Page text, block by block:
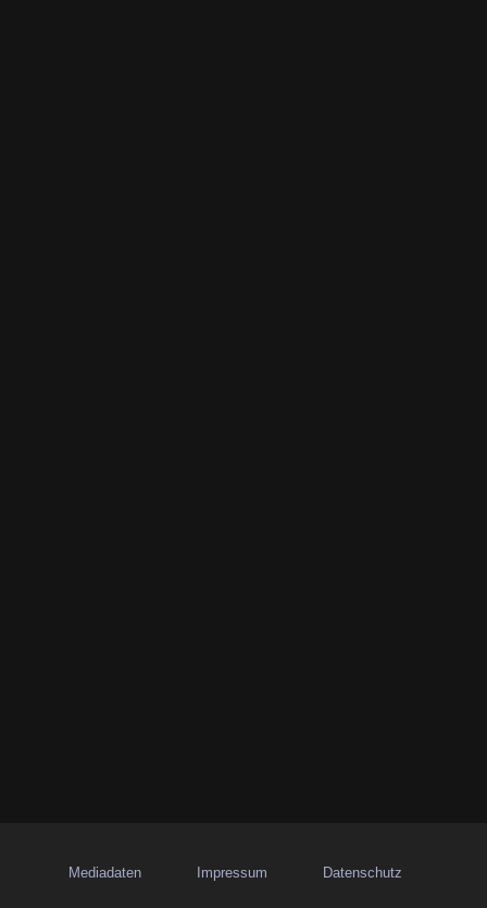
Mediadaten Impressum Datenschutz